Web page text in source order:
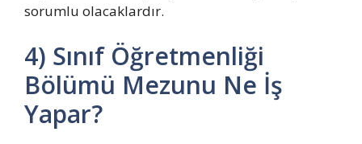
sorumlu olacaklardır.
4) Sınıf Öğretmenliği
Bölümü Mezunu Ne İş
Yapar?